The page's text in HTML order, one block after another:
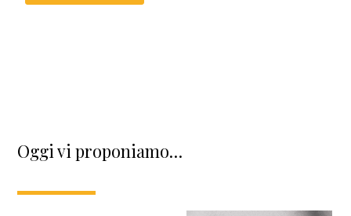
Oggi vi proponiamo…